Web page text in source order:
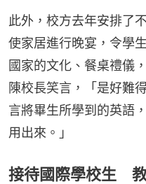
此外，校方去年安排了
使家居進行晚宴，令學
國家的文化、餐桌禮儀
陳校長笑言，「是好難
言將畢生所學到的英語
用出來。」
接待國際學校生